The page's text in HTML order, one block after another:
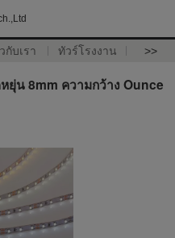
กับเรา ทัวร์โรงงาน >>
ยุ่น 8mm ความกว้าง Ounce